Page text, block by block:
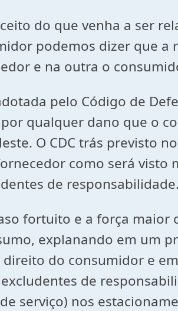
do que venha a ser
podemos dizer que a
e na outra o
pelo Código de
qualquer dano que o
O CDC trás previsto
como será visto
de responsabilidade.
fortuito e a força maior
explanando em um
do consumidor e
de
serviço) nos